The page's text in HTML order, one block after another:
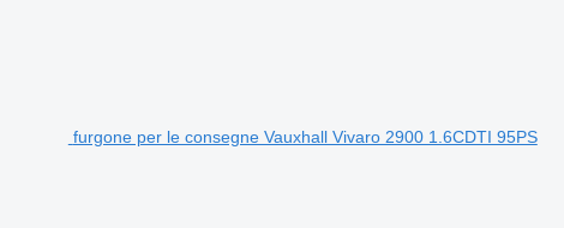
furgone per le consegne Vauxhall Vivaro 2900 1.6CDTI 95PS